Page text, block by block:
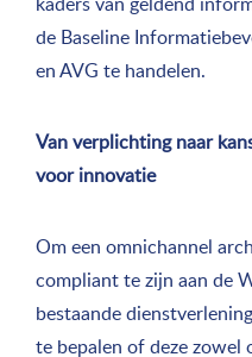
de Baseline
en AVG te handelen.
Van verplichting naar
voor innovatie
Om een omnichannel
compliant te zijn aan de
bestaande
te bepalen of deze zowel